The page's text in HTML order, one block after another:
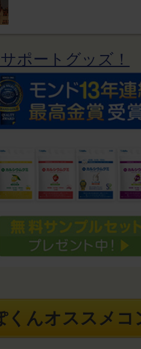
ポートグッズ！
くんオススメコ